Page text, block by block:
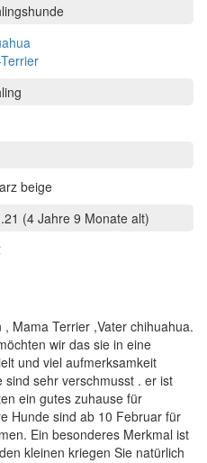
beige
(4 Jahre 9 Monate alt)
Mama Terrier ,Vater chihuahua.
wir das sie in eine
und viel aufmerksamkeit
sehr verschmusst . er ist
ein gutes zuhause für
Hunde sind ab 10 Februar für
Ein besonderes Merkmal ist
kleinen kriegen Sie natürlich